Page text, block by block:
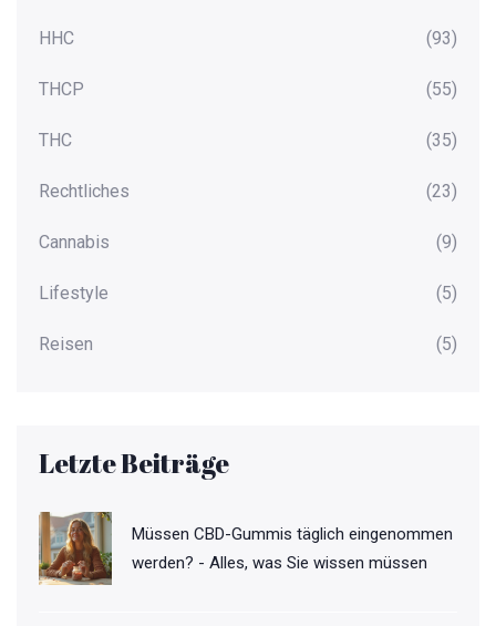
HHC (93)
THCP (55)
THC (35)
Rechtliches (23)
Cannabis (9)
Lifestyle (5)
Reisen (5)
Letzte Beiträge
Müssen CBD-Gummis täglich eingenommen
werden? - Alles, was Sie wissen müssen